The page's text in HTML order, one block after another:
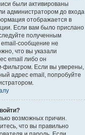
были активированы
администратором до входа
отображается в
Если вам было прислано
полученным
email-сообщение не
что вы указали
email либо он
фильтром. Если вы уверены,
адрес email, попробуйте
возможных причин.
что вы правильно